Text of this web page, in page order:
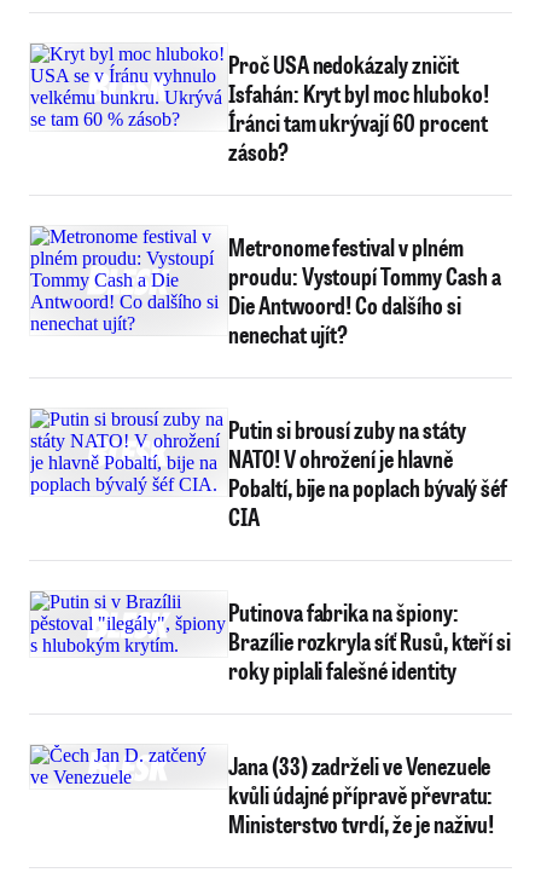
Proč USA nedokázaly zničit
Isfahán: Kryt byl moc hluboko!
Íránci tam ukrývají 60 procent
zásob?
Metronome festival v plném
proudu: Vystoupí Tommy Cash a
Die Antwoord! Co dalšího si
nenechat ujít?
Putin si brousí zuby na státy
NATO! V ohrožení je hlavně
Pobaltí, bije na poplach bývalý šéf
CIA
Putinova fabrika na špiony:
Brazílie rozkryla síť Rusů, kteří si
roky piplali falešné identity
Jana (33) zadrželi ve Venezuele
kvůli údajné přípravě převratu:
Ministerstvo tvrdí, že je naživu!